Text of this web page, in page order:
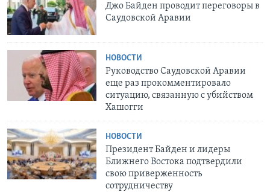
Джо Байден проводит переговоры в
Саудовской Аравии
НОВОСТИ
Руководство Саудовской Аравии
еще раз прокомментировало
ситуацию, связанную с убийством
Хашогги
НОВОСТИ
Президент Байден и лидеры
Ближнего Востока подтвердили
свою приверженность
сотрудничеству